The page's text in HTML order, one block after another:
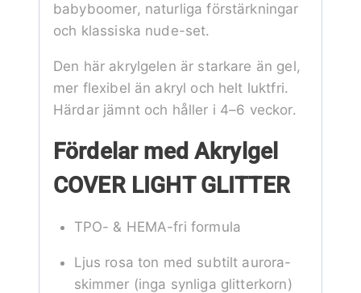
babyboomer, naturliga förstärkningar
och klassiska nude-set.
Den här akrylgelen är starkare än gel,
mer flexibel än akryl och helt luktfri.
Härdar jämnt och håller i 4–6 veckor.
Fördelar med Akrylgel
COVER LIGHT GLITTER
TPO- & HEMA-fri formula
Ljus rosa ton med subtilt aurora-
skimmer (inga synliga glitterkorn)